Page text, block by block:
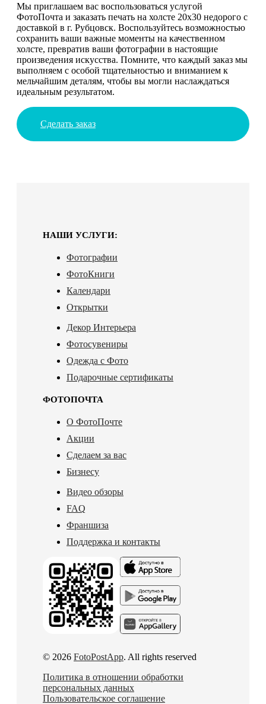
Мы приглашаем вас воспользоваться услугой
ФотоПочта и заказать печать на холсте 20х30 недорого с
доставкой в г. Рубцовск. Воспользуйтесь возможностью
сохранить ваши важные моменты на качественном
холсте, превратив ваши фотографии в настоящие
произведения искусства. Помните, что каждый заказ мы
выполняем с особой тщательностью и вниманием к
мельчайшим деталям, чтобы вы могли наслаждаться
идеальным результатом.
Сделать заказ
НАШИ УСЛУГИ:
Фотографии
ФотоКниги
Календари
Открытки
Декор Интерьера
Фотосувениры
Одежда с Фото
Подарочные сертификаты
ФОТОПОЧТА
О ФотоПочте
Акции
Сделаем за вас
Бизнесу
Видео обзоры
FAQ
Франшиза
Поддержка и контакты
© 2026 FotoPostApp. All rights reserved
Политика в отношении обработки
персональных данных
Пользовательское соглашение